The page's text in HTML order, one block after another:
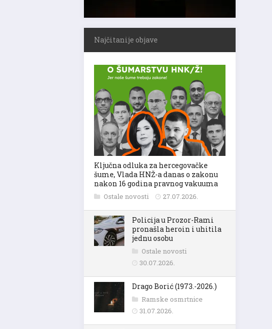
Najčitanije objave
Ključna odluka za hercegovačke
šume, Vlada HNŽ-a danas o zakonu
nakon 16 godina pravnog vakuuma
Ostale novosti 27.07.2026.
Policija u Prozor-Rami
pronašla heroin i uhitila
jednu osobu
Ostale novosti
30.07.2026.
Drago Borić (1973.-2026.)
Ramske osmrtnice
31.07.2026.